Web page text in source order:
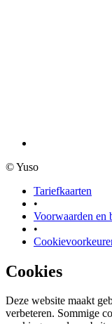
© Yuso
Tariefkaarten
•
Voorwaarden en
•
Cookies
Deze website maakt
verbeteren. Sommige